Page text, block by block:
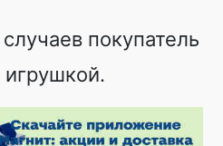
покупатель